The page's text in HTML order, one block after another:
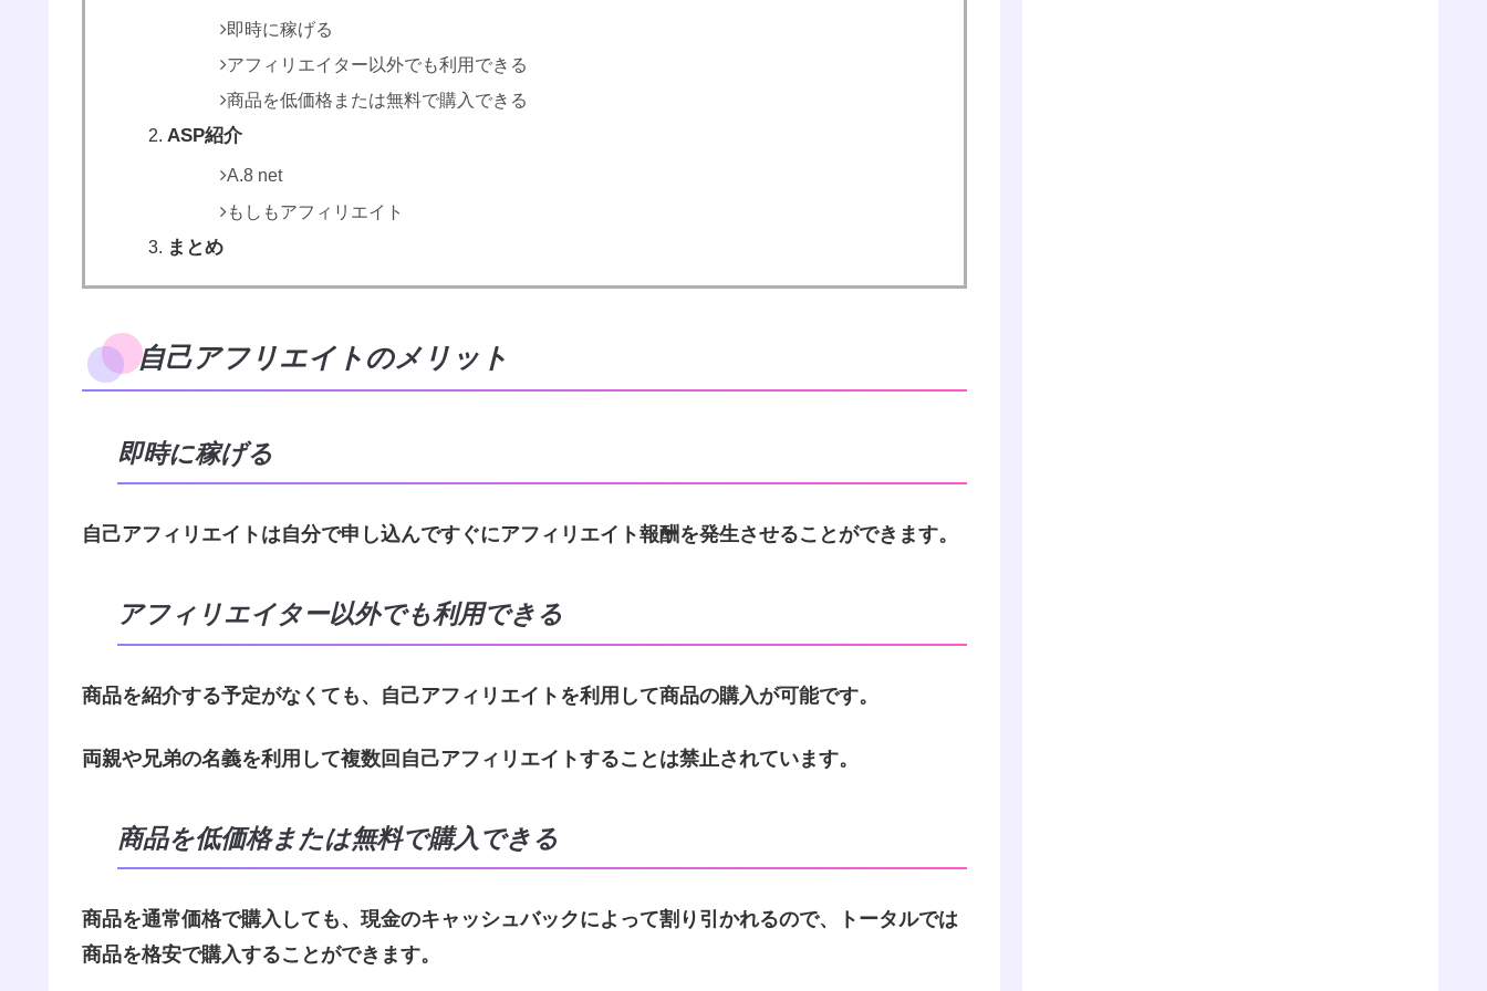
即時に稼げる
アフィリエイター以外でも利用できる
商品を低価格または無料で購入できる
ASP紹介
A.8 net
もしもアフィリエイト
まとめ
自己アフリエイトのメリット
即時に稼げる
自己アフィリエイトは自分で申し込んですぐにアフィリエイト報酬を発生させることができます。
アフィリエイター以外でも利用できる
商品を紹介する予定がなくても、自己アフィリエイトを利用して商品の購入が可能です。
両親や兄弟の名義を利用して複数回自己アフィリエイトすることは禁止されています。
商品を低価格または無料で購入できる
商品を通常価格で購入しても、現金のキャッシュバックによって割り引かれるので、トータルでは
商品を格安で購入することができます。